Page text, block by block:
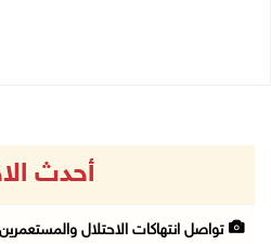
أحدث
تواصل انتهاكات الاحتلال